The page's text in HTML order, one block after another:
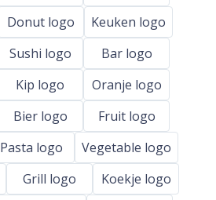
Donut logo
Keuken logo
Sushi logo
Bar logo
Kip logo
Oranje logo
Bier logo
Fruit logo
Pasta logo
Vegetable logo
Grill logo
Koekje logo